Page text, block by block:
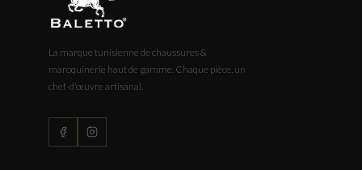
La marque tunisienne de chaussures &
maroquinerie haut de gamme. Chaque pièce, un
chef-d'œuvre artisanal.